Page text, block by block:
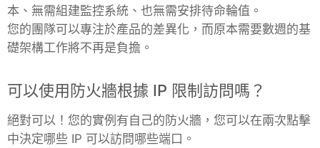
NocoDB
本、無需組建監控系統、也無需安排待命輪值。
您的團隊可以專注於產品的差異化，而原本需要數週的基
礎架構工作將不再是負擔。
可以使用防火牆根據 IP 限制訪問嗎？
絕對可以！您的實例有自己的防火牆，您可以在兩次點擊
中決定哪些 IP 可以訪問哪些端口。